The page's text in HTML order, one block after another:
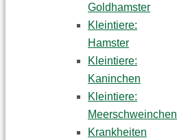
Goldhamster
Kleintiere:
Hamster
Kleintiere:
Kaninchen
Kleintiere:
Meerschweinchen
Krankheiten